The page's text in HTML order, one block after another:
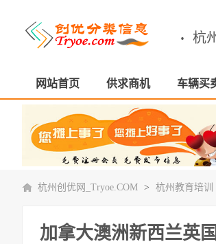
· 杭
网站首页 供求商机 车辆买
杭州创优网_Tryoe.COM > 杭州教育培训
加拿大澳洲新西兰英